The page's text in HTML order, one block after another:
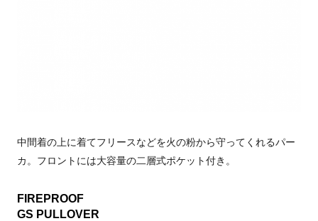
中間着の上に着てフリースなどを火の粉から守ってくれるパー
カ。フロントには大容量の二層式ポケット付き。
FIREPROOF
GS PULLOVER